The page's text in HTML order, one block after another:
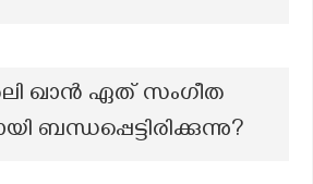
ഖാൻ ഏത് സംഗീത
ബന്ധപ്പെട്ടിരിക്കുന്നു?